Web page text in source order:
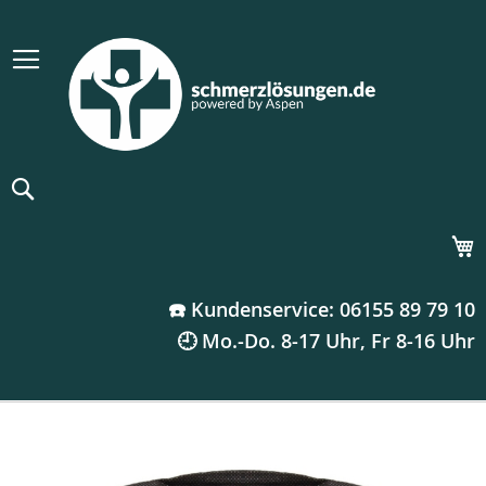
☎️ Kundenservice: 06155 89 79 10
🕘 Mo.-Do. 8-17 Uhr, Fr 8-16 Uhr